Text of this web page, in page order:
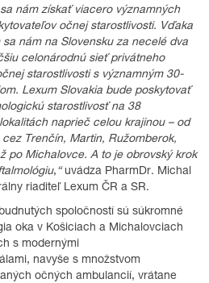
nám získať viacero významných
očnej starostlivosti. Vďaka
nám na Slovensku za necelé dva
celonárodnú sieť privátneho
starostlivosti s významným 30-
Lexum Slovakia bude poskytovať
starostlivosť na 38
naprieč celou krajinou – od
Trenčín, Martin, Ružomberok,
po Michalovce. A to je obrovský krok
, “uvádza PharmDr. Michal
riaditeľ Lexum ČR a SR.
spoločností sú súkromné
oka v Košiciach a Michalovciach
s modernými
navyše s množstvom
očných ambulancií, vrátane